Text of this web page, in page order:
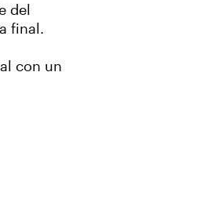
del
final.
con un